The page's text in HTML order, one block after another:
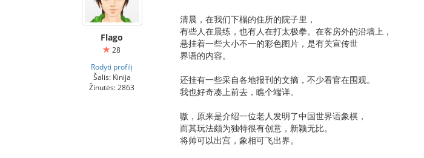
Flago
28
Rodyti profilį
Šalis: Kinija
Žinutės: 2863
清晨，在我们下榻的住所的院子里，
有些人在晨练，也有人在打太极拳。在客房外的沿墙上，
悬挂着一些大小不一的彩色图片，是有关宣传世
界语的内容。
还挂有一些采自各地报刊的文摘，不少看官在围观。
我也好奇凑上前去，瞧个端详。
嗷，原来是介绍一位老人发明了中国世界语象棋，
而其玩法颇为独特很有创意，新颖无比。
将帅可以出宫，象相可飞出界。